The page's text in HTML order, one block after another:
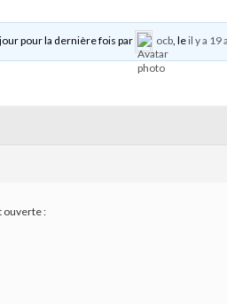
pour la dernière fois par ocb, leil y a 19
ouverte :